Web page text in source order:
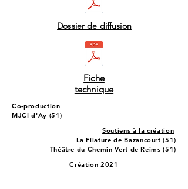
Dossier de diffusion
Fiche
technique
Co-production
MJCI d'Ay (51)
Soutiens à la création
La Filature de Bazancourt (51)
Théâtre du Chemin Vert de Reims (51)
Création 2021